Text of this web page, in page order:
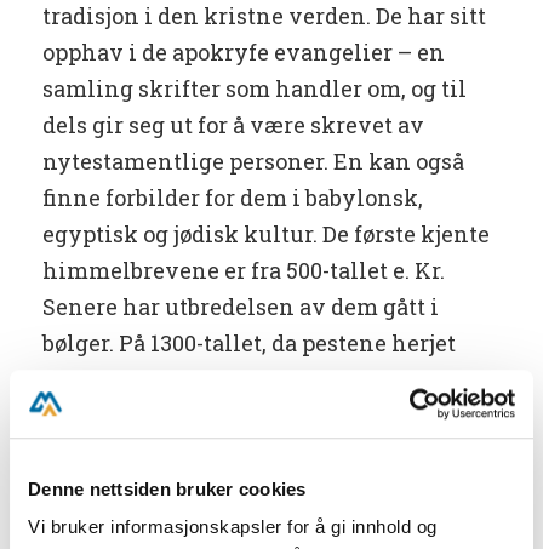
Denne nettsiden bruker cookies
Vi bruker informasjonskapsler for å gi innhold og
tradisjon i den kristne verden. De har sitt
opphav i de apokryfe evangelier – en
samling skrifter som handler om, og til
dels gir seg ut for å være skrevet av
nytestamentlige personer. En kan også
finne forbilder for dem i babylonsk,
egyptisk og jødisk kultur. De første kjente
himmelbrevene er fra 500-tallet e. Kr.
Senere har utbredelsen av dem gått i
bølger. På 1300-tallet, da pestene herjet
Europa av flagellantene. Det var en sekt
botsøvelser.